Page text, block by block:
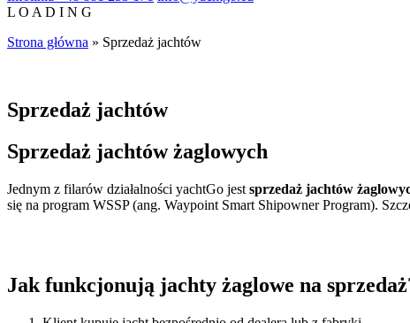
L O A D I N G
Strona główna » Sprzedaż jachtów
Sprzedaż jachtów
Sprzedaż jachtów żaglowych
Jednym z filarów działalności yachtGo jest sprzedaż jachtów
się na program WSSP (ang. Waypoint Smart Shipowner Program).
Jak funkcjonują jachty żaglowe na sprzedaż